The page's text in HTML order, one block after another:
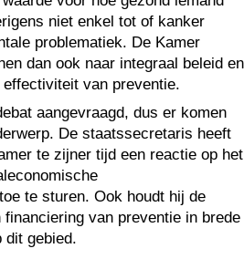
niet enkel tot of kanker
problematiek. De Kamer
dan ook naar integraal beleid en
van preventie.
aangevraagd, dus er komen
De staatssecretaris heeft
te zijner tijd een reactie op het
te sturen. Ook houdt hij de
financiering van preventie in brede
dit gebied.